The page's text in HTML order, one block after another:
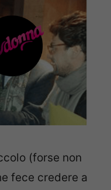
(forse non
fece credere a